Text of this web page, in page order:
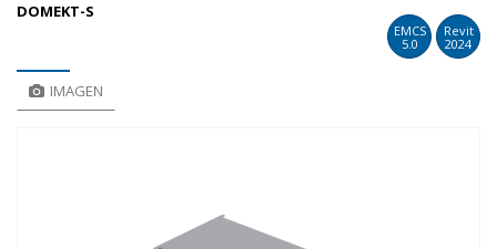
DOMEKT-S
EMCS
5.0
Revit
2024
IMAGEN